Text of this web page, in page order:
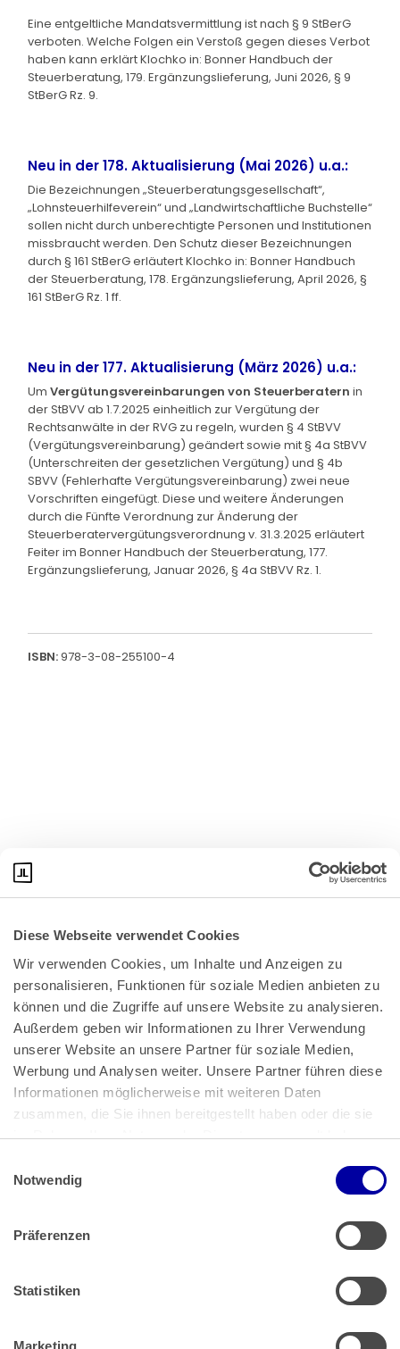
Diese Webseite verwendet Cookies
Wir verwenden Cookies, um Inhalte und Anzeigen zu
personalisieren, Funktionen für soziale Medien anbieten zu
können und die Zugriffe auf unsere Website zu analysieren.
Außerdem geben wir Informationen zu Ihrer Verwendung
unserer Website an unsere Partner für soziale Medien,
Werbung und Analysen weiter. Unsere Partner führen diese
Informationen möglicherweise mit weiteren Daten
zusammen, die Sie ihnen bereitgestellt haben oder die sie
im Rahmen Ihrer Nutzung der Dienste gesammelt haben.
Impressum
Notwendig
Präferenzen
Statistiken
Marketing
Eine entgeltliche Mandatsvermittlung ist nach § 9 StBerG
verboten. Welche Folgen ein Verstoß gegen dieses Verbot
haben kann erklärt Klochko in: Bonner Handbuch der
Steuerberatung, 179. Ergänzungslieferung, Juni 2026, § 9
StBerG Rz. 9.
Neu in der 178. Aktualisierung (Mai 2026) u.a.:
Die Bezeichnungen „Steuerberatungsgesellschaft“,
„Lohnsteuerhilfeverein“ und „Landwirtschaftliche Buchstelle“
sollen nicht durch unberechtigte Personen und Institutionen
missbraucht werden. Den Schutz dieser Bezeichnungen
durch § 161 StBerG erläutert Klochko in: Bonner Handbuch
der Steuerberatung, 178. Ergänzungslieferung, April 2026, §
161 StBerG Rz. 1 ff.
Neu in der 177. Aktualisierung (März 2026) u.a.:
Um Vergütungsvereinbarungen von Steuerberatern in
der StBVV ab 1.7.2025 einheitlich zur Vergütung der
Rechtsanwälte in der RVG zu regeln, wurden § 4 StBVV
(Vergütungsvereinbarung) geändert sowie mit § 4a StBVV
(Unterschreiten der gesetzlichen Vergütung) und § 4b
SBVV (Fehlerhafte Vergütungsvereinbarung) zwei neue
Vorschriften eingefügt. Diese und weitere Änderungen
durch die Fünfte Verordnung zur Änderung der
Steuerberatervergütungsverordnung v. 31.3.2025 erläutert
Feiter im Bonner Handbuch der Steuerberatung, 177.
Ergänzungslieferung, Januar 2026, § 4a StBVV Rz. 1.
ISBN:978-3-08-255100-4
Bundeskanzlerplatz 2
53113 Bonn
Pressemitteilungen|AGB
Impressum|Datenschutz
Muster Widerrufsformular (PDF)